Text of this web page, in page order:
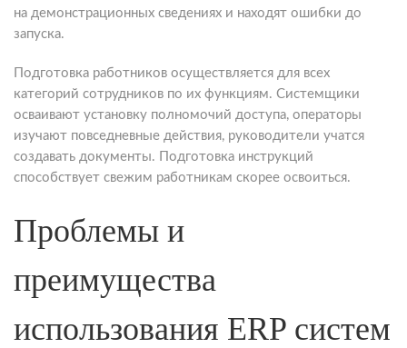
на демонстрационных сведениях и находят ошибки до
запуска.
Подготовка работников осуществляется для всех
категорий сотрудников по их функциям. Системщики
осваивают установку полномочий доступа, операторы
изучают повседневные действия, руководители учатся
создавать документы. Подготовка инструкций
способствует свежим работникам скорее освоиться.
Проблемы и
преимущества
использования ERP систем